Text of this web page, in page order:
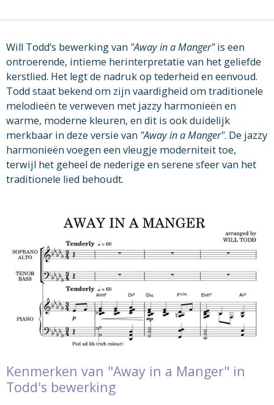
Will Todd’s bewerking van "Away in a Manger"is een
ontroerende, intieme herinterpretatie van het geliefde
kerstlied. Het legt de nadruk op tederheid en eenvoud.
Todd staat bekend om zijn vaardigheid om traditionele
melodieën te verweven met jazzy harmonieën en
warme, moderne kleuren, en dit is ook duidelijk
merkbaar in deze versie van "Away in a Manger". De jazzy
harmonieën voegen een vleugje moderniteit toe,
terwijl het geheel de nederige en serene sfeer van het
traditionele lied behoudt.
Kenmerken van "Away in a Manger" in
Todd's bewerking